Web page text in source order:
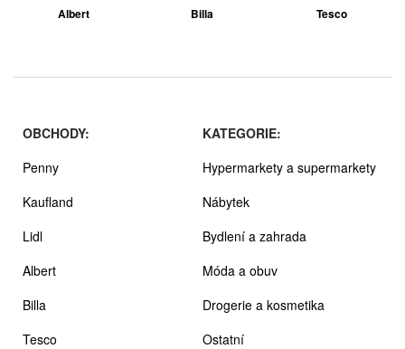
Albert Billa Tesco
OBCHODY:
Penny
Kaufland
Lidl
Albert
Billa
Tesco
KATEGORIE:
Hypermarkety a supermarkety
Nábytek
Bydlení a zahrada
Móda a obuv
Drogerie a kosmetika
Ostatní